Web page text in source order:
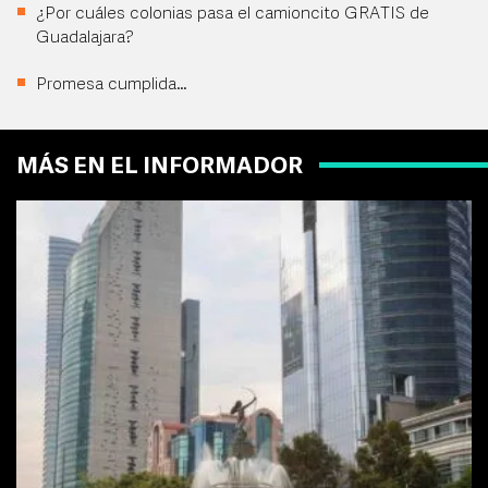
¿Por cuáles colonias pasa el camioncito GRATIS de
Guadalajara?
Promesa cumplida…
MÁS EN EL INFORMADOR